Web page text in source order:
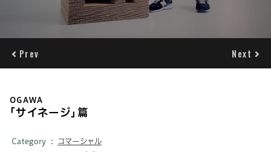
Prev Next
OGAWA
｢サイネージ｣篇
Category
コマーシャル